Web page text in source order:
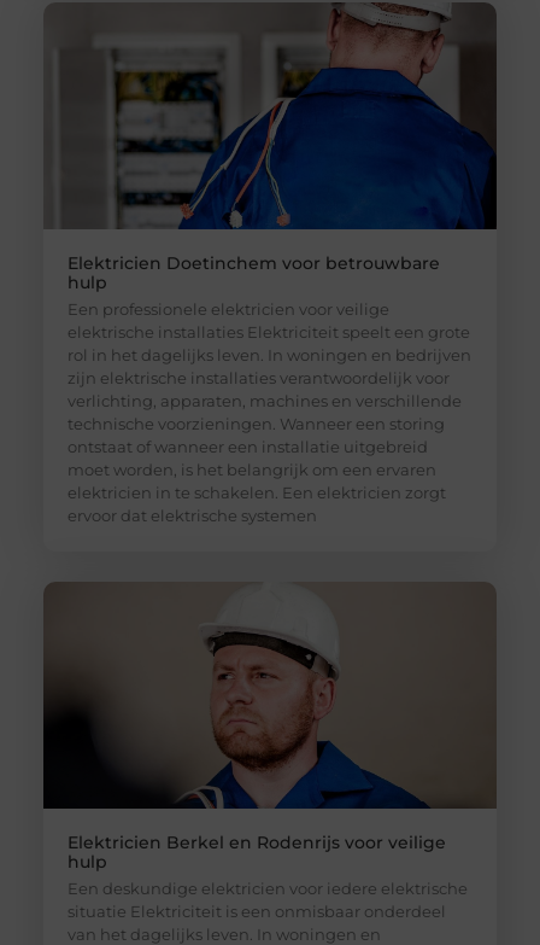
Elektricien Doetinchem voor betrouwbare
hulp
Een professionele elektricien voor veilige
elektrische installaties Elektriciteit speelt een grote
rol in het dagelijks leven. In woningen en bedrijven
zijn elektrische installaties verantwoordelijk voor
verlichting, apparaten, machines en verschillende
technische voorzieningen. Wanneer een storing
ontstaat of wanneer een installatie uitgebreid
moet worden, is het belangrijk om een ervaren
elektricien in te schakelen. Een elektricien zorgt
ervoor dat elektrische systemen
Elektricien Berkel en Rodenrijs voor veilige
hulp
Een deskundige elektricien voor iedere elektrische
situatie Elektriciteit is een onmisbaar onderdeel
van het dagelijks leven. In woningen en